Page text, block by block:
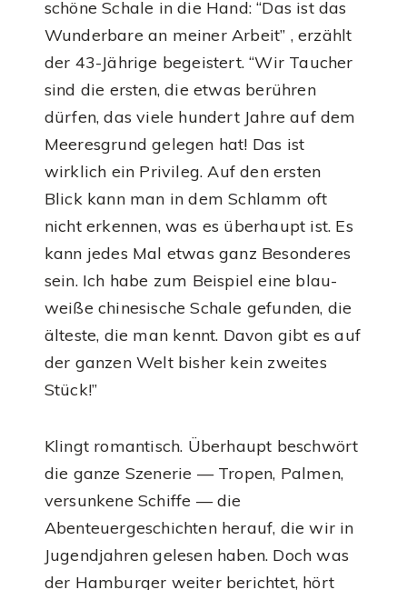
schöne Schale in die Hand: “Das ist das
Wunderbare an meiner Arbeit” , erzählt
der 43-Jährige begeistert. “Wir Taucher
sind die ersten, die etwas berühren
dürfen, das viele hundert Jahre auf dem
Meeresgrund gelegen hat! Das ist
wirklich ein Privileg. Auf den ersten
Blick kann man in dem Schlamm oft
nicht erkennen, was es überhaupt ist. Es
kann jedes Mal etwas ganz Besonderes
sein. Ich habe zum Beispiel eine blau-
weiße chinesische Schale gefunden, die
älteste, die man kennt. Davon gibt es auf
der ganzen Welt bisher kein zweites
Stück!”
Klingt romantisch. Überhaupt beschwört
die ganze Szenerie — Tropen, Palmen,
versunkene Schiffe — die
Abenteuergeschichten herauf, die wir in
Jugendjahren gelesen haben. Doch was
der Hamburger weiter berichtet, hört